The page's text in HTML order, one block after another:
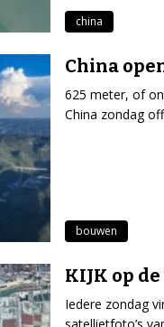
china
China
625 meter, of
China zondag
bouwen
KIJK op
Iedere zondag